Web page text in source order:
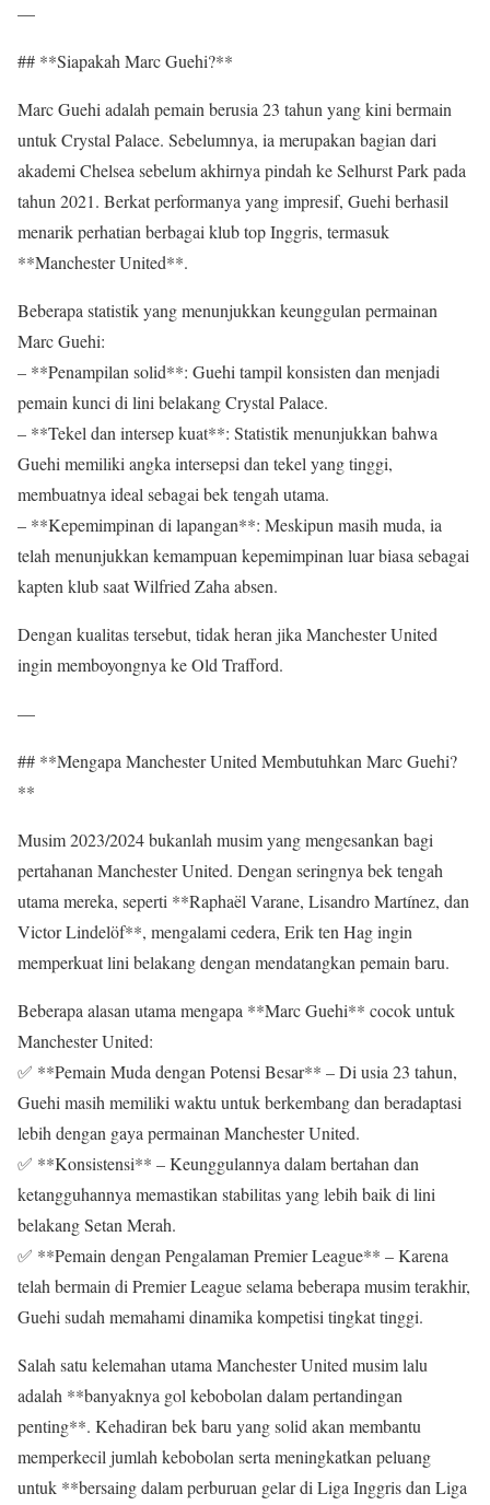
—
## **Siapakah Marc Guehi?**
Marc Guehi adalah pemain berusia 23 tahun yang kini bermain
untuk Crystal Palace. Sebelumnya, ia merupakan bagian dari
akademi Chelsea sebelum akhirnya pindah ke Selhurst Park pada
tahun 2021. Berkat performanya yang impresif, Guehi berhasil
menarik perhatian berbagai klub top Inggris, termasuk
**Manchester United**.
Beberapa statistik yang menunjukkan keunggulan permainan
Marc Guehi:
– **Penampilan solid**: Guehi tampil konsisten dan menjadi
pemain kunci di lini belakang Crystal Palace.
– **Tekel dan intersep kuat**: Statistik menunjukkan bahwa
Guehi memiliki angka intersepsi dan tekel yang tinggi,
membuatnya ideal sebagai bek tengah utama.
– **Kepemimpinan di lapangan**: Meskipun masih muda, ia
telah menunjukkan kemampuan kepemimpinan luar biasa sebagai
kapten klub saat Wilfried Zaha absen.
Dengan kualitas tersebut, tidak heran jika Manchester United
ingin memboyongnya ke Old Trafford.
—
## **Mengapa Manchester United Membutuhkan Marc Guehi?
**
Musim 2023/2024 bukanlah musim yang mengesankan bagi
pertahanan Manchester United. Dengan seringnya bek tengah
utama mereka, seperti **Raphaël Varane, Lisandro Martínez, dan
Victor Lindelöf**, mengalami cedera, Erik ten Hag ingin
memperkuat lini belakang dengan mendatangkan pemain baru.
Beberapa alasan utama mengapa **Marc Guehi** cocok untuk
Manchester United:
✅ **Pemain Muda dengan Potensi Besar** – Di usia 23 tahun,
Guehi masih memiliki waktu untuk berkembang dan beradaptasi
lebih dengan gaya permainan Manchester United.
✅ **Konsistensi** – Keunggulannya dalam bertahan dan
ketangguhannya memastikan stabilitas yang lebih baik di lini
belakang Setan Merah.
✅ **Pemain dengan Pengalaman Premier League** – Karena
telah bermain di Premier League selama beberapa musim terakhir,
Guehi sudah memahami dinamika kompetisi tingkat tinggi.
Salah satu kelemahan utama Manchester United musim lalu
adalah **banyaknya gol kebobolan dalam pertandingan
penting**. Kehadiran bek baru yang solid akan membantu
memperkecil jumlah kebobolan serta meningkatkan peluang
untuk **bersaing dalam perburuan gelar di Liga Inggris dan Liga